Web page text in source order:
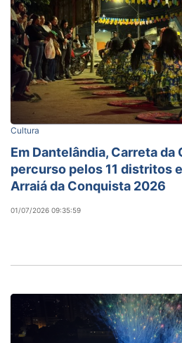
Cultura
Em Dantelândia, Carreta
percurso pelos 11 distritos
Arraiá da Conquista 2026
01/07/2026 09:35:59